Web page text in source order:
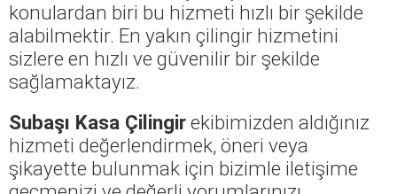
konulardan biri bu hizmeti hızlı bir şekilde
alabilmektir. En yakın çilingir hizmetini
sizlere en hızlı ve güvenilir bir şekilde
sağlamaktayız.
Subaşı Kasa Çilingirekibimizden aldığınız
hizmeti değerlendirmek, öneri veya
şikayette bulunmak için bizimle iletişime